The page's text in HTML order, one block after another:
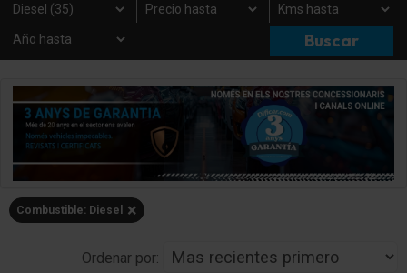
Combustible: Diesel ×
Ordenar por: